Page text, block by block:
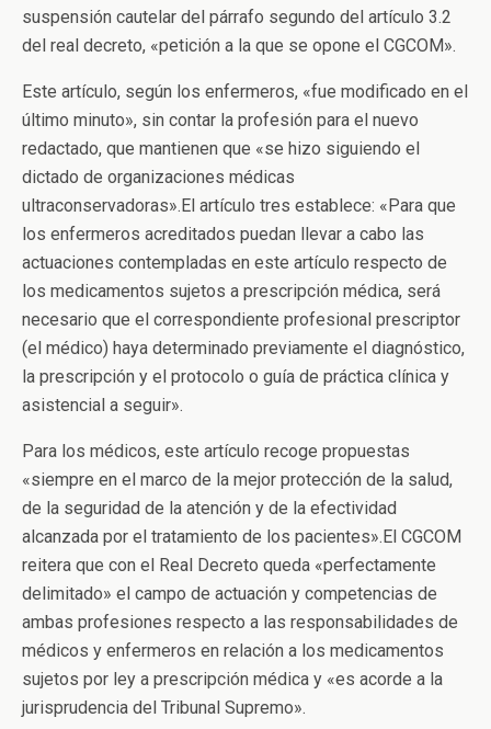
suspensión cautelar del párrafo segundo del artículo 3.2
del real decreto, «petición a la que se opone el CGCOM».
Este artículo, según los enfermeros, «fue modificado en el
último minuto», sin contar la profesión para el nuevo
redactado, que mantienen que «se hizo siguiendo el
dictado de organizaciones médicas
ultraconservadoras».El artículo tres establece: «Para que
los enfermeros acreditados puedan llevar a cabo las
actuaciones contempladas en este artículo respecto de
los medicamentos sujetos a prescripción médica, será
necesario que el correspondiente profesional prescriptor
(el médico) haya determinado previamente el diagnóstico,
la prescripción y el protocolo o guía de práctica clínica y
asistencial a seguir».
Para los médicos, este artículo recoge propuestas
«siempre en el marco de la mejor protección de la salud,
de la seguridad de la atención y de la efectividad
alcanzada por el tratamiento de los pacientes».El CGCOM
reitera que con el Real Decreto queda «perfectamente
delimitado» el campo de actuación y competencias de
ambas profesiones respecto a las responsabilidades de
médicos y enfermeros en relación a los medicamentos
sujetos por ley a prescripción médica y «es acorde a la
jurisprudencia del Tribunal Supremo».